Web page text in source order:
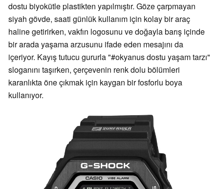
dostu biyokütle plastikten yapılmıştır. Göze çarpmayan
siyah gövde, saati günlük kullanım için kolay bir araç
haline getirirken, vakfın logosunu ve doğayla barış içinde
bir arada yaşama arzusunu ifade eden mesajını da
içeriyor. Kayış tutucu gururla "#okyanus dostu yaşam tarzı"
sloganını taşırken, çerçevenin renk dolu bölümleri
karanlıkta öne çıkmak için kaygan bir fosforlu boya
kullanıyor.